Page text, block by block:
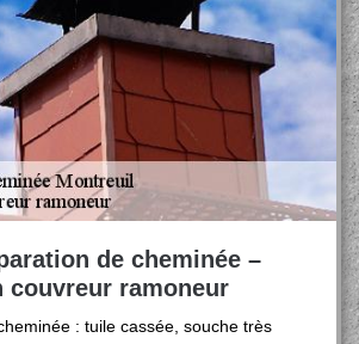
de cheminée –
couvreur ramoneur
: tuile cassée, souche très